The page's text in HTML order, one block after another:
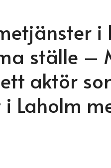
i
ställe –
aktör
Laholm